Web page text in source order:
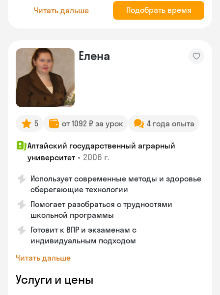
Читать дальше Подобрать время
Елена
5 от 1092 ₽ за урок 4 года опыта
Алтайский государственный аграрный
университет • 2006 г.
Использует современные методы и здоровье
сберегающие технологии
Помогает разобраться с трудностями
школьной программы
Готовит к ВПР и экзаменам с
индивидуальным подходом
Читать дальше
Услуги и цены